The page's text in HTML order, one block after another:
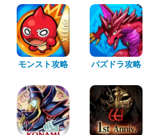
モンスト攻略 パズドラ攻略